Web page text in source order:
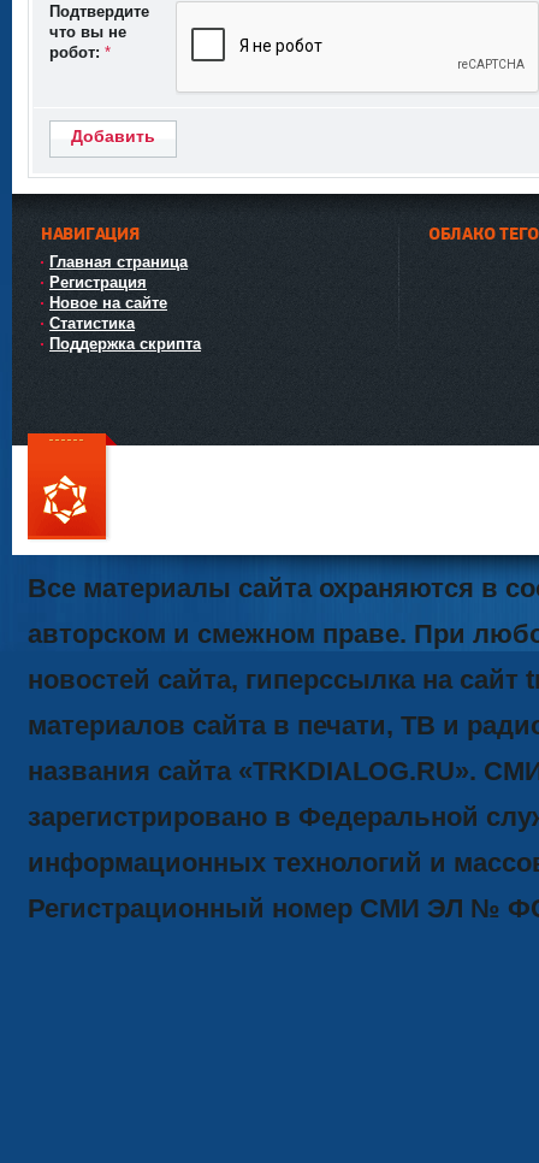
Подтвердите
что вы не
робот: *
Добавить
НАВИГАЦИЯ
Главная страница
Регистрация
Новое на сайте
Статистика
Поддержка скрипта
ОБЛАКО
111
Все материалы сайта охраняются в
авторском и смежном праве. При
новостей сайта, гиперссылка на
материалов сайта в печати, ТВ и
названия сайта «TRKDIALOG.RU».
зарегистрировано в Федеральной
информационных технологий и
Регистрационный номер СМИ ЭЛ №